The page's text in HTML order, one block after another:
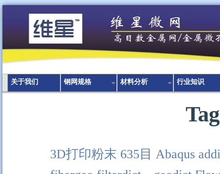
关于我们 钢网规格 材料分析 行业知识
3D打印粉末 635目 Abaqus